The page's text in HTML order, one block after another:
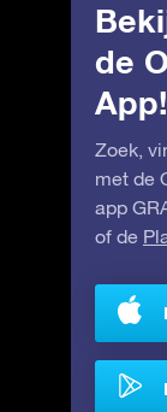
de
App!
Zoek,
met de
app
of de